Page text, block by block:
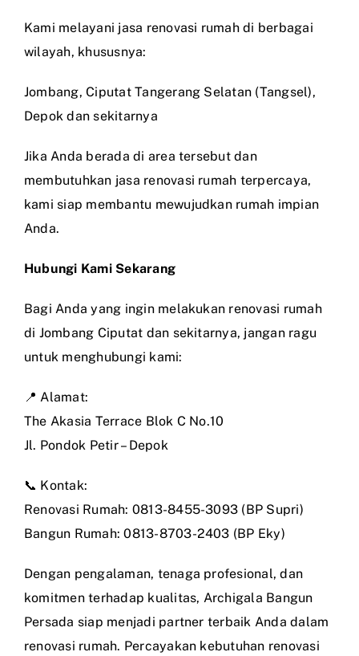
Kami melayani jasa renovasi rumah di berbagai
wilayah, khususnya:
Jombang, Ciputat Tangerang Selatan (Tangsel),
Depok dan sekitarnya
Jika Anda berada di area tersebut dan
membutuhkan jasa renovasi rumah terpercaya,
kami siap membantu mewujudkan rumah impian
Anda.
Hubungi Kami Sekarang
Bagi Anda yang ingin melakukan renovasi rumah
di Jombang Ciputat dan sekitarnya, jangan ragu
untuk menghubungi kami:
📍 Alamat:
The Akasia Terrace Blok C No.10
Jl. Pondok Petir – Depok
📞 Kontak:
Renovasi Rumah: 0813-8455-3093 (BP Supri)
Bangun Rumah: 0813-8703-2403 (BP Eky)
Dengan pengalaman, tenaga profesional, dan
komitmen terhadap kualitas, Archigala Bangun
Persada siap menjadi partner terbaik Anda dalam
renovasi rumah. Percayakan kebutuhan renovasi